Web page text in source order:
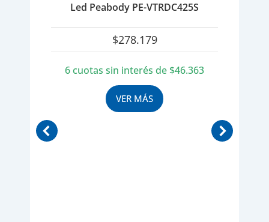
Led Peabody PE-VTRDC425S
$278.179
6 cuotas sin interés de $46.363
VER MÁS